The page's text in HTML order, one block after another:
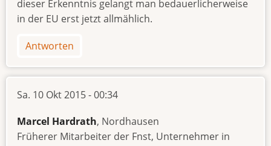
dieser Erkenntnis gelangt man bedauerlicherweise
in der EU erst jetzt allmählich.
Antworten
Sa. 10 Okt 2015 - 00:34
Marcel Hardrath, Nordhausen
Früherer Mitarbeiter der Fnst, Unternehmer in